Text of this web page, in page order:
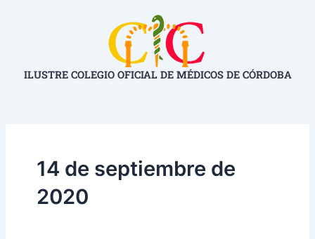
ILUSTRE COLEGIO OFICIAL DE MÉDICOS DE CÓRDOBA
14 de septiembre de
2020